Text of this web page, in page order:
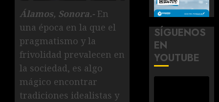
Álamos, Sonora.- En
una época en la que el
pragmatismo y la
frivolidad prevalecen en
la sociedad, es algo
mágico encontrar
tradiciones idealistas y
SÍGUENOS
EN
YOUTUBE